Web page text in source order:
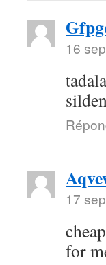
16
17
for